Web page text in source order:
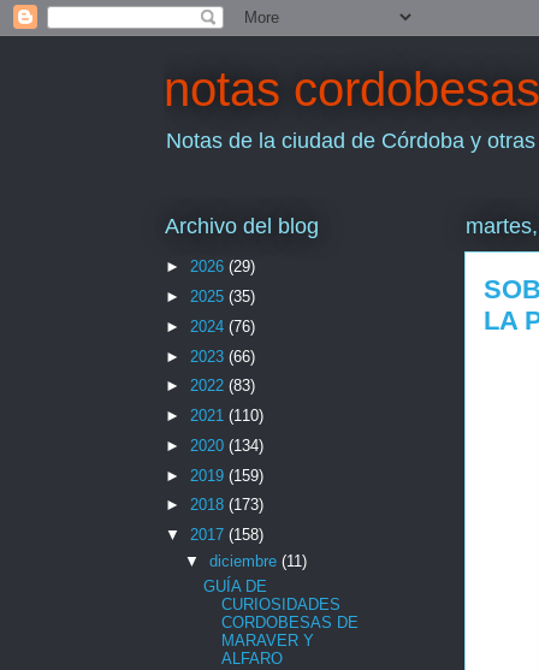
notas cordobesas
Notas de la ciudad de Córdoba y
LA
Archivo del blog
► 2026 (29)
► 2025 (35)
► 2024 (76)
► 2023 (66)
► 2022 (83)
► 2021 (110)
► 2020 (134)
► 2019 (159)
► 2018 (173)
▼ 2017 (158)
▼ diciembre (11)
GUÍA DE
CURIOSIDADES
CORDOBESAS DE
MARAVER Y
ALFARO